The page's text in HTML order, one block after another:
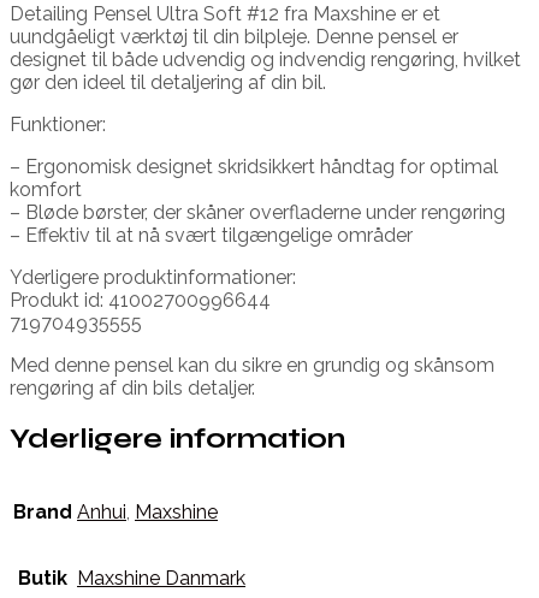
Detailing Pensel Ultra Soft #12 fra Maxshine er et
uundgåeligt værktøj til din bilpleje. Denne pensel er
designet til både udvendig og indvendig rengøring, hvilket
gør den ideel til detaljering af din bil.
Funktioner:
– Ergonomisk designet skridsikkert håndtag for optimal
komfort
– Bløde børster, der skåner overfladerne under rengøring
– Effektiv til at nå svært tilgængelige områder
Yderligere produktinformationer:
Produkt id: 41002700996644
719704935555
Med denne pensel kan du sikre en grundig og skånsom
rengøring af din bils detaljer.
Yderligere information
Brand Anhui, Maxshine
Butik Maxshine Danmark